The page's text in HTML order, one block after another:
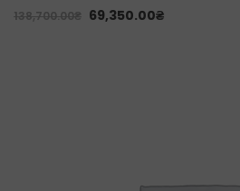
138,700.00₴ 69,350.00₴